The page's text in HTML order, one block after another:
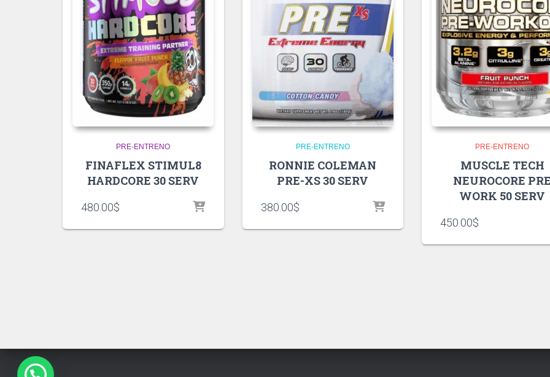
PRE-ENTRENO
FINAFLEX STIMUL8
HARDCORE 30 SERV
480.00$
PRE-ENTRENO
RONNIE COLEMAN
PRE-XS 30 SERV
380.00$
PRE-ENTRENO
MUSCLE TECH
NEUROCORE
WORK 50 SERV
450.00$